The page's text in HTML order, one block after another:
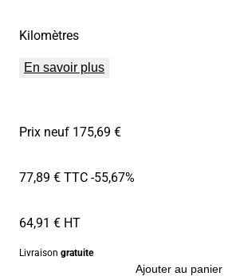
Kilomètres
En savoir plus
Prix neuf 175,69 €
77,89 € TTC-55,67%
64,91 € HT
Livraison gratuite
Ajouter au panier